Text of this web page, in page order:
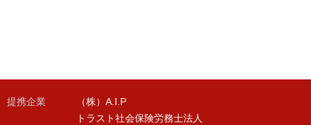
提携企業
（株）A.I.P
トラスト社会保険労務士法人